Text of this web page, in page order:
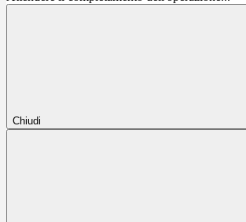
Chiudi